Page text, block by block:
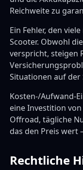
Reichweite zu
Ein Fehler, den
Scooter. Obwohl
verspricht, steigen
Situationen auf der
Kosten-/Aufwand-
eine Investition von
Offroad, tägliche
das den Preis wert
Rechtliche